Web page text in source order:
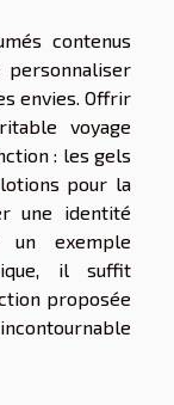
contenus
envies. Offrir
voyage
: les gels
pour la
une identité
un exemple
il suffit
proposée